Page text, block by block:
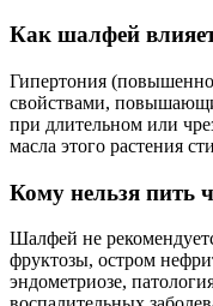
Как шалфей
Гипертония
свойствами,
при длительном или
масла этого растения
Кому нельзя пить
Шалфей не
фруктозы, остром
эндометриозе,